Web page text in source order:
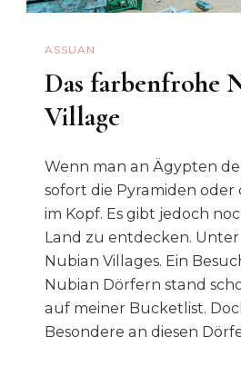
ASSUAN
Das farbenfrohe
Village
Wenn man an Ägypten
sofort die Pyramiden oder
im Kopf. Es gibt jedoch
Land zu entdecken.
Nubian Villages. Ein
Nubian Dörfern stand
auf meiner Bucketlist.
Besondere an diesen